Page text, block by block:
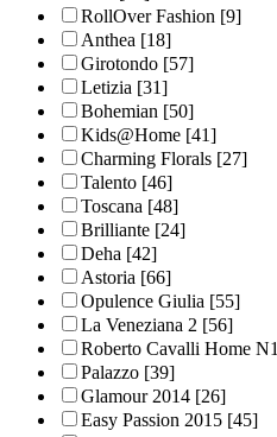
RollOver Fashion [9]
Anthea [18]
Girotondo [57]
Letizia [31]
Bohemian [50]
Kids@Home [41]
Charming Florals [27]
Talento [46]
Toscana [48]
Brilliante [24]
Deha [42]
Astoria [66]
Opulence Giulia [55]
La Veneziana 2 [56]
Roberto Cavalli Home N1
Palazzo [39]
Glamour 2014 [26]
Easy Passion 2015 [45]